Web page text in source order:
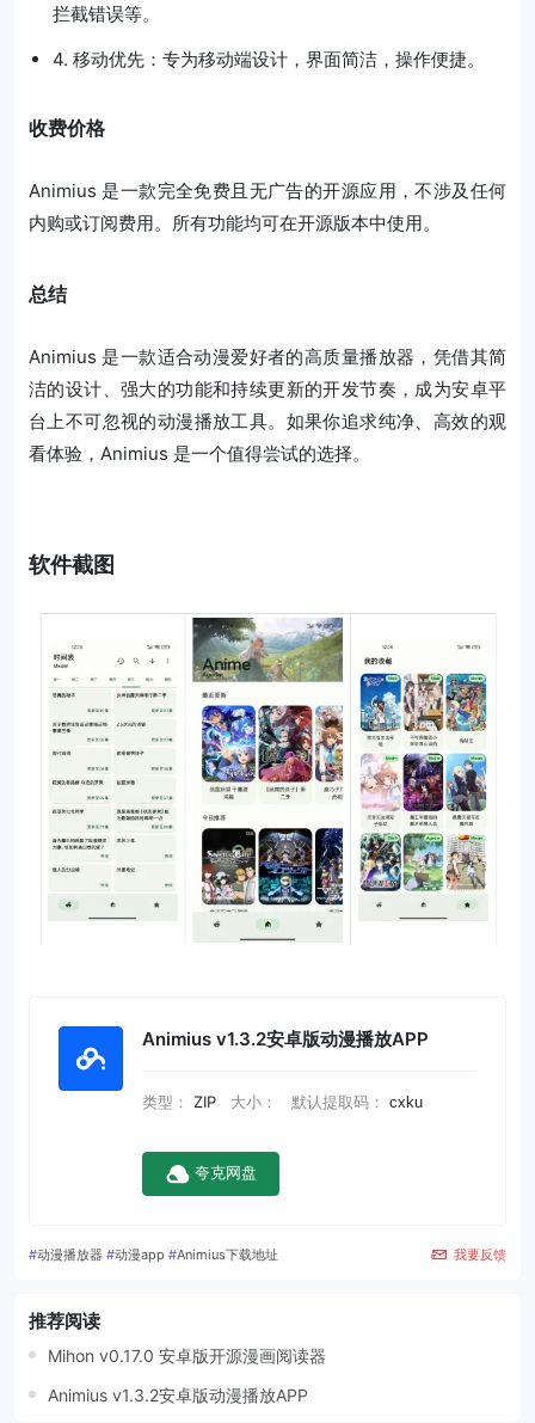
拦截错误等。
4. 移动优先：专为移动端设计，界面简洁，操作便捷。
收费价格
Animius 是一款完全免费且无广告的开源应用，不涉及任何
内购或订阅费用。所有功能均可在开源版本中使用。
总结
Animius 是一款适合动漫爱好者的高质量播放器，凭借其简
洁的设计、强大的功能和持续更新的开发节奏，成为安卓平
台上不可忽视的动漫播放工具。如果你追求纯净、高效的观
看体验，Animius 是一个值得尝试的选择。
软件截图
Animius v1.3.2安卓版动漫播放APP
类型： ZIP 大小： 默认提取码： cxku
夸克网盘
#动漫播放器 #动漫app #Animius下载地址 我要反馈
推荐阅读
Mihon v0.17.0 安卓版开源漫画阅读器
Animius v1.3.2安卓版动漫播放APP